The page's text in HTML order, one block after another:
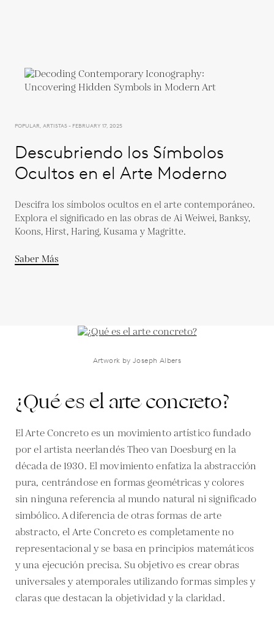
POPULAR, ARTISTAS - FEBRUARY 17, 2025
Descubriendo los Símbolos
Ocultos en el Arte Moderno
Descifra los símbolos ocultos en el arte contemporáneo.
Explora el significado en las obras de Ai Weiwei, Banksy,
Koons, Hirst, Haring, Kusama y Magritte.
Saber Más
Artwork by Joseph Albers
¿Qué es el arte concreto?
El Arte Concreto es un movimiento artístico fundado
por el artista neerlandés Theo van Doesburg en la
década de 1930. El movimiento enfatiza la abstracción
pura, centrándose en formas geométricas y colores
sin ninguna referencia al mundo natural ni significado
simbólico. A diferencia de otras formas de arte
abstracto, el Arte Concreto es completamente no
representacional y se basa en principios matemáticos
y una ejecución precisa. Su objetivo es crear obras
universales y atemporales utilizando formas simples y
claras que destacan la objetividad y la claridad.